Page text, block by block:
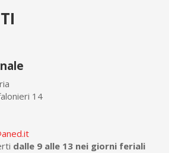
14
dalle 9 alle 13 nei giorni feriali